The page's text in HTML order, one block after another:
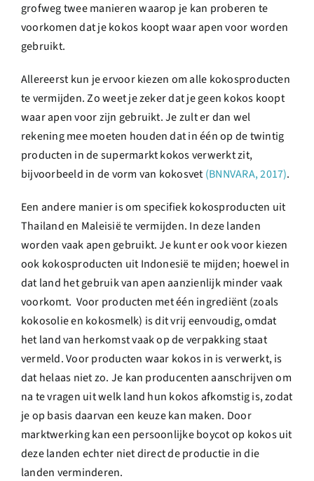
grofweg twee manieren waarop je kan proberen te
voorkomen dat je kokos koopt waar apen voor worden
gebruikt.
Allereerst kun je ervoor kiezen om alle kokosproducten
te vermijden. Zo weet je zeker dat je geen kokos koopt
waar apen voor zijn gebruikt. Je zult er dan wel
rekening mee moeten houden dat in één op de twintig
producten in de supermarkt kokos verwerkt zit,
bijvoorbeeld in de vorm van kokosvet (BNNVARA, 2017).
Een andere manier is om specifiek kokosproducten uit
Thailand en Maleisië te vermijden. In deze landen
worden vaak apen gebruikt. Je kunt er ook voor kiezen
ook kokosproducten uit Indonesië te mijden; hoewel in
dat land het gebruik van apen aanzienlijk minder vaak
voorkomt. Voor producten met één ingrediënt (zoals
kokosolie en kokosmelk) is dit vrij eenvoudig, omdat
het land van herkomst vaak op de verpakking staat
vermeld. Voor producten waar kokos in is verwerkt, is
dat helaas niet zo. Je kan producenten aanschrijven om
na te vragen uit welk land hun kokos afkomstig is, zodat
je op basis daarvan een keuze kan maken. Door
marktwerking kan een persoonlijke boycot op kokos uit
deze landen echter niet direct de productie in die
landen verminderen.